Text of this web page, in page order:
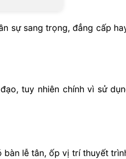
sự sang trọng, đẳng cấp
tuy nhiên chính vì sử
lễ tân, ốp vị trí thuyết